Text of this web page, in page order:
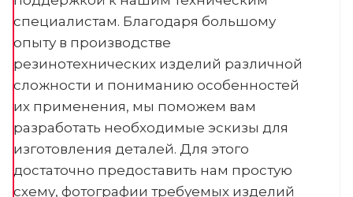
специалистам. Благодаря большому
опыту в производстве
резинотехнических изделий различной
сложности и пониманию особенностей
их применения, мы поможем вам
разработать необходимые эскизы для
изготовления деталей. Для этого
достаточно предоставить нам простую
схему, фотографии требуемых изделий